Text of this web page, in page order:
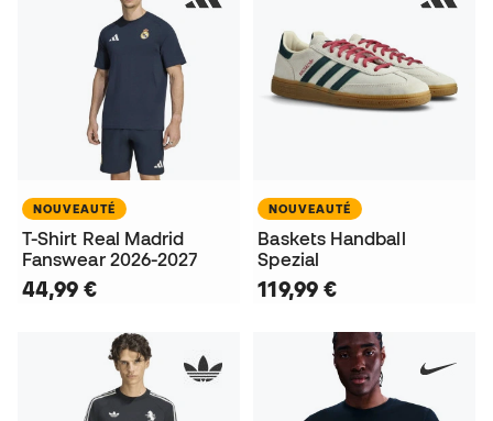
NOUVEAUTÉ
T-Shirt Real Madrid
Fanswear 2026-2027
44,99 €
NOUVEAUTÉ
Baskets Handball
Spezial
119,99 €